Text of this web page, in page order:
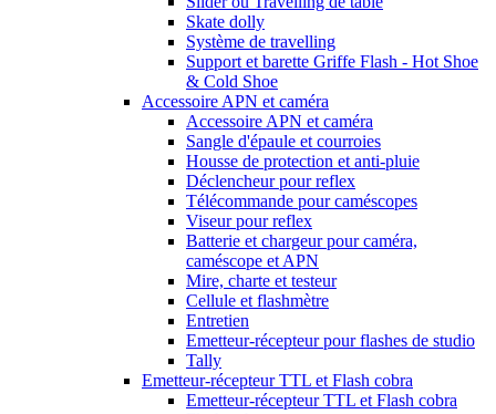
Skate dolly
Système de travelling
Support et barette Griffe Flash - Hot Shoe
& Cold Shoe
Accessoire APN et caméra
Accessoire APN et caméra
Sangle d'épaule et courroies
Housse de protection et anti-pluie
Déclencheur pour reflex
Télécommande pour caméscopes
Viseur pour reflex
Batterie et chargeur pour caméra,
caméscope et APN
Mire, charte et testeur
Cellule et flashmètre
Entretien
Emetteur-récepteur pour flashes de studio
Tally
Emetteur-récepteur TTL et Flash cobra
Emetteur-récepteur TTL et Flash cobra